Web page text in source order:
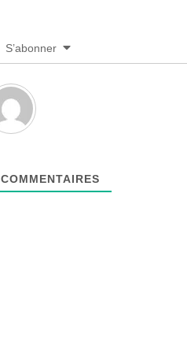
S’abonner
COMMENTAIRES